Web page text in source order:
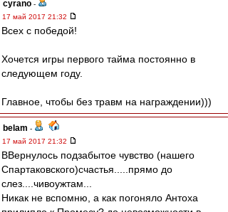
cyrano -
17 май 2017 21:32
Всех с победой!
Хочется игры первого тайма постоянно в
следующем году.
Главное, чтобы без травм на награждении)))
belam -
17 май 2017 21:32
ВВернулось подзабытое чувство (нашего
Спартаковского)счастья.....прямо до
слез....чивоужтам...
Никак не вспомню, а как погоняло Антоха